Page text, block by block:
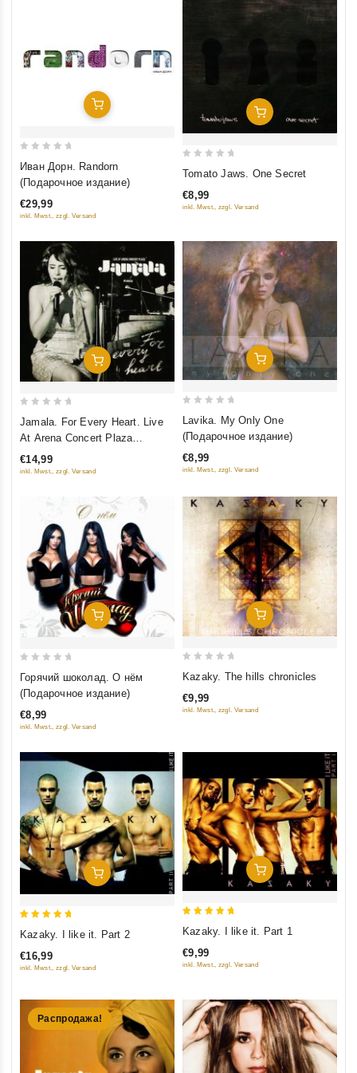
Добавить В Корзину
5
Иван Дорн. Randorn
(Подарочное издание)
€29,99
inkl. Mwst., zzgl. Versand
Добавить В Корзину
of
Tomato Jaws. One Secret
€8,99
inkl. Mwst., zzgl. Versand
Добавить В Корзину
5
Jamala. For Every Heart. Live
At Arena Concert Plaza
(Подарочное издание)
€14,99
inkl. Mwst., zzgl. Versand
Добавить В Корзину
5
Lavika. My Only One
(Подарочное издание)
€8,99
inkl. Mwst., zzgl. Versand
Добавить В Корзину
out
5
Горячий шоколад. О нём
(Подарочное издание)
€8,99
inkl. Mwst., zzgl. Versand
Добавить В Корзину
of
Kazaky. The hills chronicles
€9,99
inkl. Mwst., zzgl. Versand
Добавить В Корзину
out of 5
Kazaky. I like it. Part 2
€16,99
inkl. Mwst., zzgl. Versand
Добавить В Корзину
out of 5
Kazaky. I like it. Part 1
€9,99
inkl. Mwst., zzgl. Versand
Распродажа!